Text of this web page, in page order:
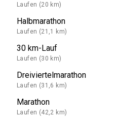
Laufen (20 km)
Halbmarathon
Laufen (21,1 km)
30 km-Lauf
Laufen (30 km)
Dreiviertelmarathon
Laufen (31,6 km)
Marathon
Laufen (42,2 km)